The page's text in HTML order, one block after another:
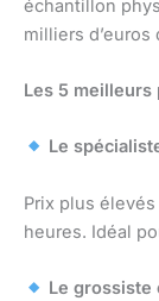
échantillon
milliers d’euros
Les 5
Le
Prix plus
heures. Idéal
Le grossiste